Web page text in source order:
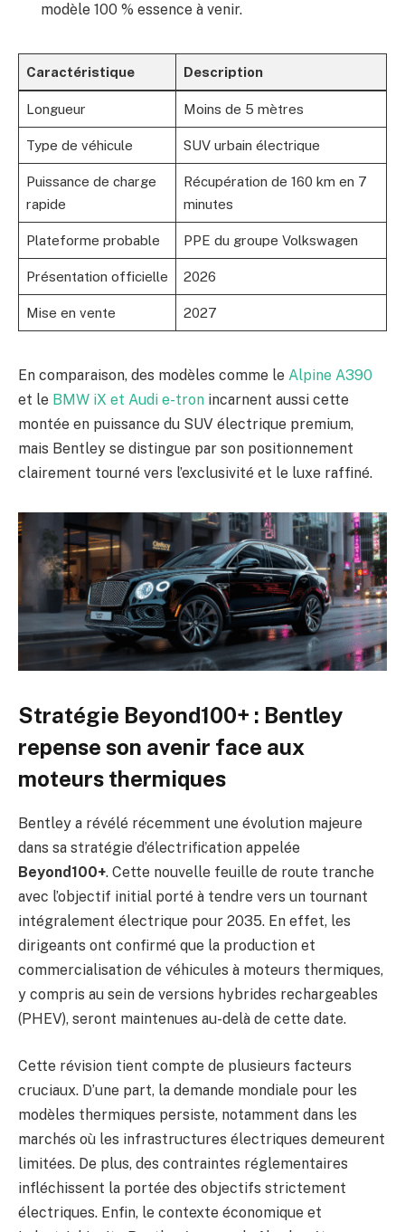
modèle 100 % essence à venir.
Caractéristique Description
Longueur Moins de 5 mètres
Type de véhicule SUV urbain électrique
Puissance de charge
rapide
Récupération de 160 km en 7
minutes
Plateforme probable PPE du groupe Volkswagen
Présentation officielle 2026
Mise en vente 2027
En comparaison, des modèles comme le Alpine A390
et le BMW iX et Audi e-tron incarnent aussi cette
montée en puissance du SUV électrique premium,
mais Bentley se distingue par son positionnement
clairement tourné vers l’exclusivité et le luxe raffiné.
Stratégie Beyond100+ : Bentley
repense son avenir face aux
moteurs thermiques
Bentley a révélé récemment une évolution majeure
dans sa stratégie d’électrification appelée
Beyond100+. Cette nouvelle feuille de route tranche
avec l’objectif initial porté à tendre vers un tournant
intégralement électrique pour 2035. En effet, les
dirigeants ont confirmé que la production et
commercialisation de véhicules à moteurs thermiques,
y compris au sein de versions hybrides rechargeables
(PHEV), seront maintenues au-delà de cette date.
Cette révision tient compte de plusieurs facteurs
cruciaux. D’une part, la demande mondiale pour les
modèles thermiques persiste, notamment dans les
marchés où les infrastructures électriques demeurent
limitées. De plus, des contraintes réglementaires
infléchissent la portée des objectifs strictement
électriques. Enfin, le contexte économique et